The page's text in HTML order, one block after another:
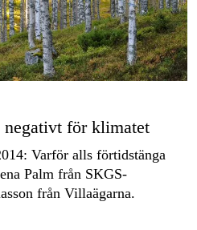
för klimatet
Varför alls förtidstänga
Palm från SKGS-
från Villaägarna.